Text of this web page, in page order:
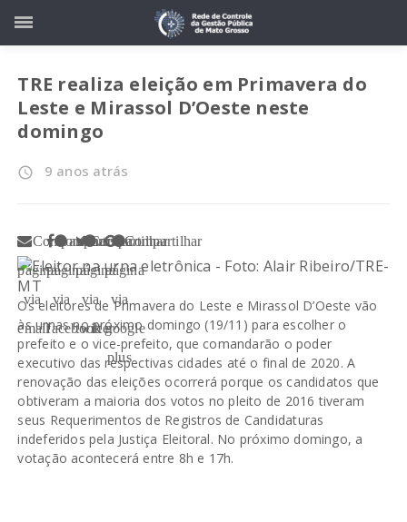
TRE realiza eleição em Primavera do
Leste e Mirassol D’Oeste neste
domingo
access_time 9 anos atrás
Compartilhar
página
via
email
Compartilhar
página
via
facebook
Compartilhar
página
via
twitter
Compartilhar
página
via
google
plus
Os eleitores de Primavera do Leste e Mirassol D’Oeste vão
às urnas no próximo domingo (19/11) para escolher o
prefeito e o vice-prefeito, que comandarão o poder
executivo das respectivas cidades até o final de 2020. A
renovação das eleições ocorrerá porque os candidatos que
obtiveram a maioria dos votos no pleito de 2016 tiveram
seus Requerimentos de Registros de Candidaturas
indeferidos pela Justiça Eleitoral. No próximo domingo, a
votação acontecerá entre 8h e 17h.